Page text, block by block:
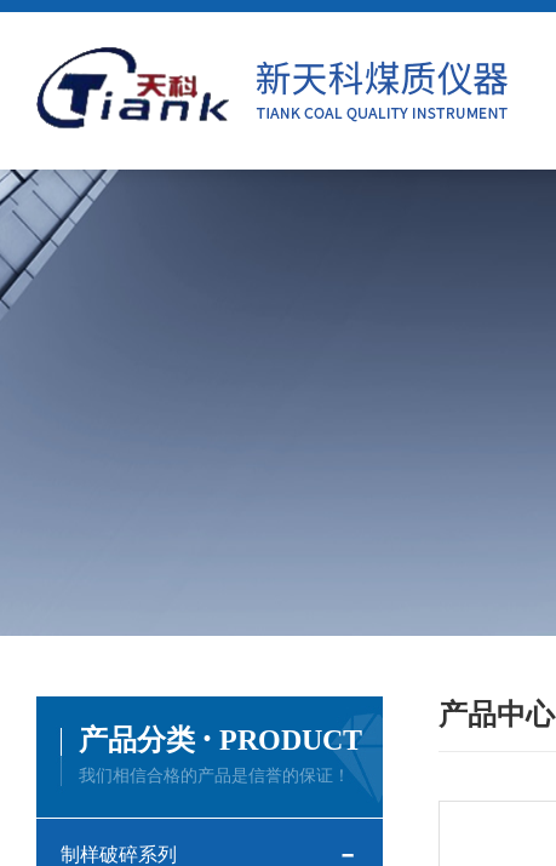
产品中心
产品分类 · PRODUCT
我们相信合格的产品是信誉的保证！
制样破碎系列